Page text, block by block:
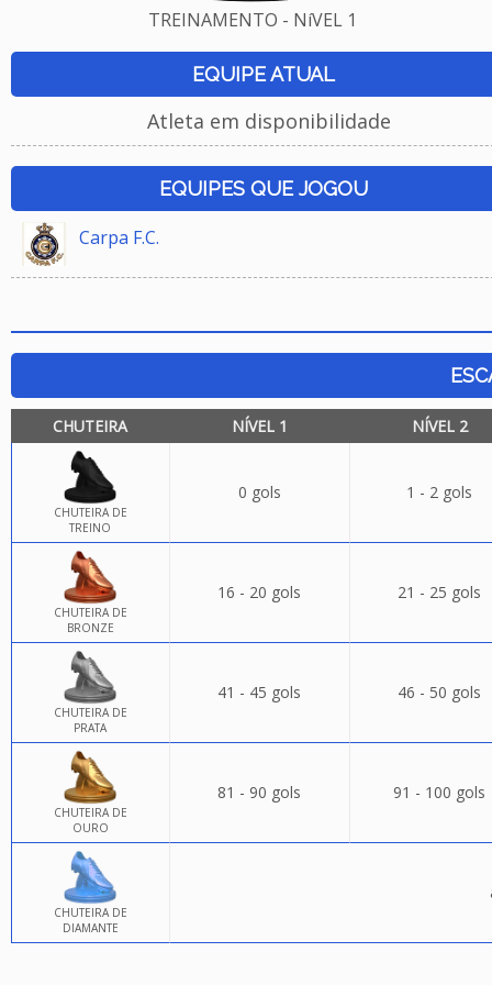
TREINAMENTO - NíVEL 1
EQUIPE ATUAL
Atleta em disponibilidade
EQUIPES QUE JOGOU
Carpa F.C.
CHUTEIRA NÍVEL 1 NÍVEL 2
CHUTEIRA DE
TREINO
0 gols 1 - 2 gols
CHUTEIRA DE
BRONZE
16 - 20 gols 21 - 25 gols
CHUTEIRA DE
PRATA
41 - 45 gols 46 - 50 gols
CHUTEIRA DE
OURO
81 - 90 gols 91 - 100 gols
CHUTEIRA DE
DIAMANTE